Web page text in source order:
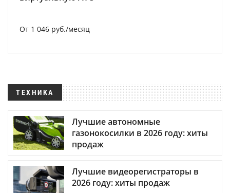
От 1 046 руб./месяц
ТЕХНИКА
Лучшие автономные
газонокосилки в 2026 году: хиты
продаж
Лучшие видеорегистраторы в
2026 году: хиты продаж